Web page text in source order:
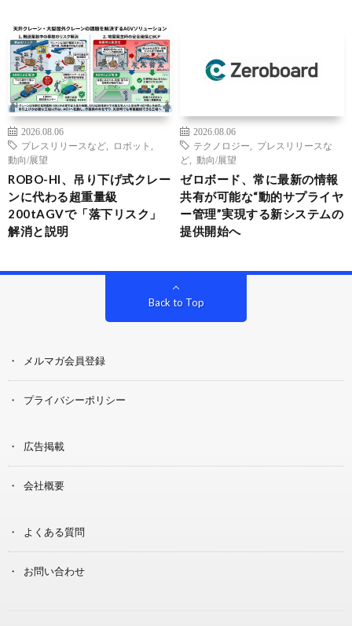
2026.08.06
プレスリリースなど
ロボット
動向/展望
ROBO-HI、吊り下げ式クレー
ンに代わる超重量級
200tAGVで「落下リスク」
解消と説明
2026.08.06
テクノロジー
プレスリリースな
ど
動向/展望
ゼロボード、常に最新の情報
共有が可能な“動的サプライヤ
ー管理”実現する新システムの
提供開始へ
Back to Top
メルマガ会員登録
プライバシーポリシー
広告掲載
会社概要
よくある質問
お問い合わせ